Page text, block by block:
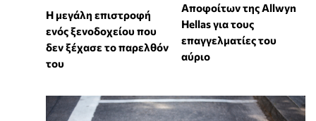
Η μεγάλη επιστροφή
ενός ξενοδοχείου που
δεν ξέχασε το παρελθόν
του
Αποφοίτων της Allwyn
Hellas για τους
επαγγελματίες του
αύριο